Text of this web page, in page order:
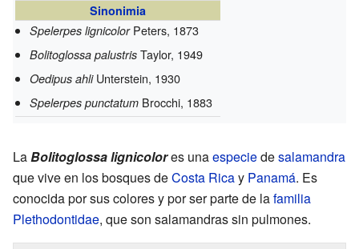
Sinonimia
Spelerpes lignicolor Peters, 1873
Bolitoglossa palustris Taylor, 1949
Oedipus ahli Unterstein, 1930
Spelerpes punctatum Brocchi, 1883
LaBolitoglossa lignicolores unaespeciedesalamandra
que vive en los bosques deCosta Ricay Panamá. Es
conocida por sus colores y por ser parte de lafamilia
Plethodontidae, que son salamandras sin pulmones.